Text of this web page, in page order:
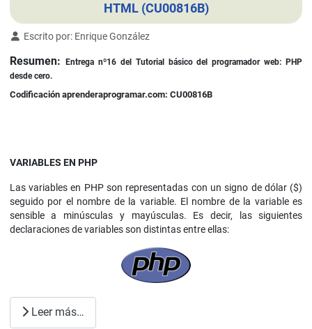
HTML (CU00816B)
Detalles
Escrito por: Enrique González
Resumen: Entrega nº16del Tutorial básico del programador web: PHP
desde cero.
Codificación aprenderaprogramar.com: CU00816B
VARIABLES EN PHP
Las variables en PHP son representadas con un signo de dólar ($)
seguido por el nombre de la variable. El nombre de la variable es
sensible a minúsculas y mayúsculas. Es decir, las siguientes
declaraciones de variables son distintas entre ellas:
Leer más…